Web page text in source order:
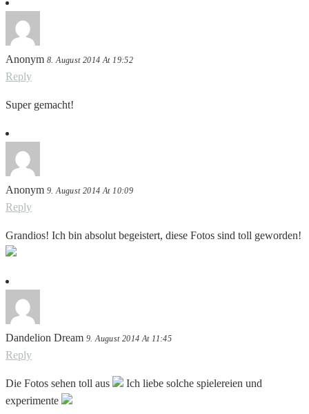
Anonym 8. August 2014 At 19:52
Reply
Super gemacht!
Anonym 9. August 2014 At 10:09
Reply
Grandios! Ich bin absolut begeistert, diese Fotos sind toll geworden!
Dandelion Dream 9. August 2014 At 11:45
Reply
Die Fotos sehen toll aus
Ich liebe solche spielereien und
experimente